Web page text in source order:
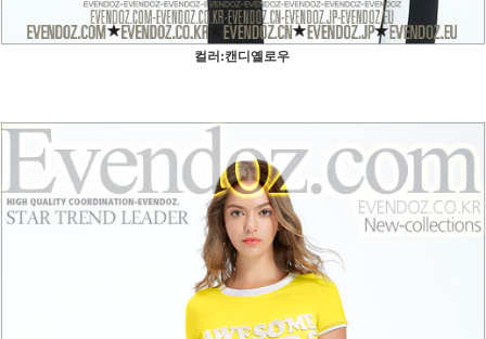
컬러:캔디옐로우